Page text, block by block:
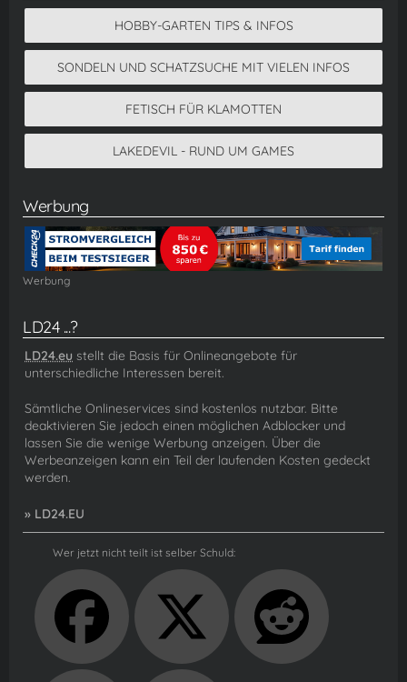
HOBBY-GARTEN TIPS & INFOS
SONDELN UND SCHATZSUCHE MIT VIELEN INFOS
FETISCH FÜR KLAMOTTEN
LAKEDEVIL - RUND UM GAMES
Werbung
Werbung
LD24 ...?
LD24.eu stellt die Basis für Onlineangebote für
unterschiedliche Interessen bereit.
Sämtliche Onlineservices sind kostenlos nutzbar. Bitte
deaktivieren Sie jedoch einen möglichen Adblocker und
lassen Sie die wenige Werbung anzeigen. Über die
Werbeanzeigen kann ein Teil der laufenden Kosten gedeckt
werden.
» LD24.EU
Wer jetzt nicht teilt ist selber Schuld: